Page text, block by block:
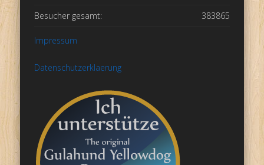
383865
Besucher gesamt:
Impressum
Datenschutzerklaerung